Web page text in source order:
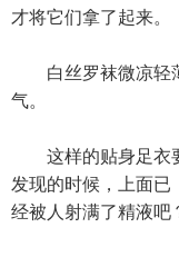
才将它们拿了起来。
白丝罗袜微凉轻薄
气。
这样的贴身足衣要
发现的时候，上面已
经被人射满了精液吧